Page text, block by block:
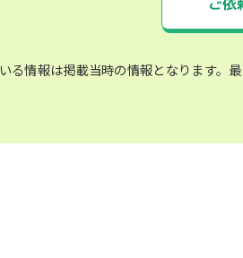
る情報は掲載当時の情報となります。